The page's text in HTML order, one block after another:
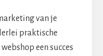
van je
praktische
een succes